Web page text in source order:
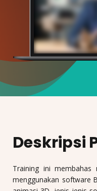
Deskripsi
Training ini membahas
menggunakan software